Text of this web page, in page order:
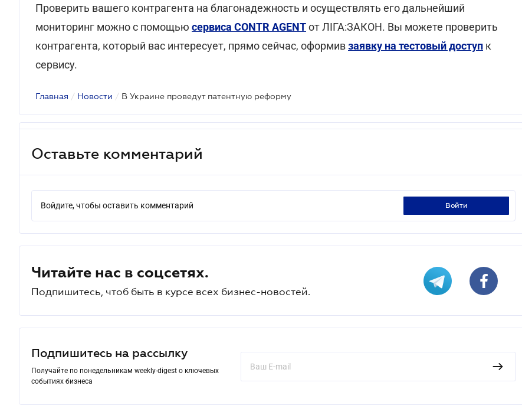
Проверить вашего контрагента на благонадежность и осуществлять его дальнейший
мониторинг можно с помощью сервиса CONTR AGENTот ЛІГА:ЗАКОН. Вы можете проверить
контрагента, который вас интересует, прямо сейчас, оформивзаявку на тестовый доступ к
сервису.
Главная / Новости / В Украине проведут патентную реформу
Оставьте комментарий
Войдите, чтобы оставить комментарий войти
Читайте нас в соцсетях.
Подпишитесь, чтоб быть в курсе всех бизнес-новостей.
Подпишитесь на рассылку
Получайте по понедельникам weekly-digest о ключевых
событиях бизнеса